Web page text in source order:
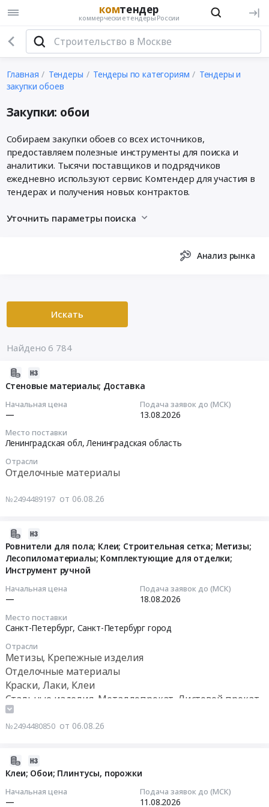
комтендер
коммерческие тендеры России
Главная Тендеры Тендеры по категориям
Тендеры и
закупки обоев
Закупки: обои
Собираем закупки обоев со всех источников,
предоставляем полезные инструменты для поиска и
аналитики. Тысячи поставщиков и подрядчиков
ежедневно используют сервис Комтендер для участия в
тендерах и получения новых контрактов.
Уточнить параметры поиска
Анализ рынка
Искать
Найдено 6 784
Стеновые материалы; Доставка
Начальная цена
—
Подача заявок до (МСК)
13.08.2026
Место поставки
Ленинградская обл,Ленинградская область
Отрасли
Отделочные материалы
№2494489197 от 06.08.26
Ровнители для пола; Клеи; Строительная сетка; Метизы;
Лесопиломатериалы; Комплектующие для отделки;
Инструмент ручной
Начальная цена
—
Подача заявок до (МСК)
18.08.2026
Место поставки
Санкт-Петербург, Санкт-Петербург город
Отрасли
Метизы, Крепежные изделия
Отделочные материалы
Краски, Лаки, Клеи
Стальные изделия, Металлопрокат, Листовой прокат
из стали и черных металлов
Офисная бумага, бумага для полиграфии, картон,
Текстиль и текстильные изделия, Материалы для
производства текстиля, Мягкий инвентарь, Ветошь
Пиломатериалы
№2494480850 от 06.08.26
Клеи; Обои; Плинтусы, порожки
Начальная цена
—
Подача заявок до (МСК)
11.08.2026